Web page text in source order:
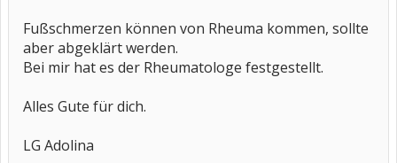
Fußschmerzen können von Rheuma kommen, sollte
aber abgeklärt werden.
Bei mir hat es der Rheumatologe festgestellt.
Alles Gute für dich.
LG Adolina